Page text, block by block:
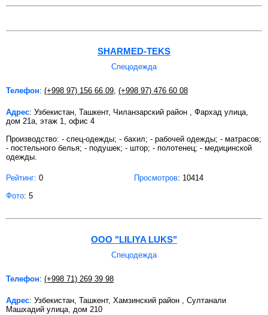
SHARMED-TEKS
Спецодежда
Телефон: (+998 97) 156 66 09 (+998 97) 476 60 08
Адрес: Узбекистан, Ташкент, Чиланзарский район , Фархад улица,
дом 21а, этаж 1, офис 4
Производство: - спец-одежды; - бахил; - рабочей одежды; - матрасов;
- постельного белья; - подушек; - штор; - полотенец; - медицинской
одежды.
Рейтинг: 0 Просмотров: 10414
Фото: 5
ООО "LILIYA LUKS"
Спецодежда
Телефон: (+998 71) 269 39 98
Адрес: Узбекистан, Ташкент, Хамзинский район , Султанали
Машхадий улица, дом 210